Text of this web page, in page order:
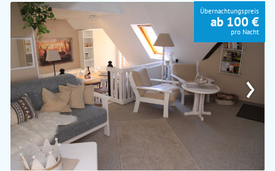
›
Übernachtungspreis
ab 100 €
pro Nacht